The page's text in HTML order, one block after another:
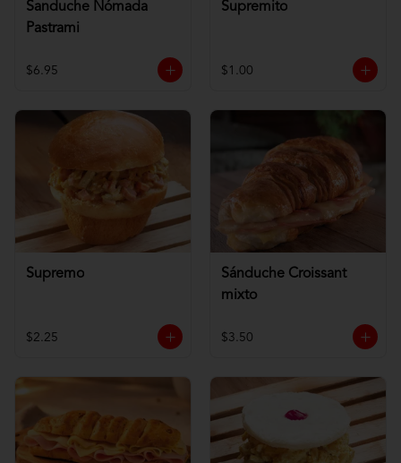
Sanduche Nómada
Pastrami
$6.95
Supremito
$1.00
Supremo
$2.25
Sánduche Croissant
mixto
$3.50